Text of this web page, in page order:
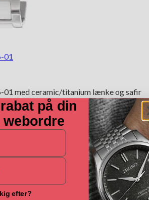
01
01 med ceramic/titanium lænke og safir
på din
efter?